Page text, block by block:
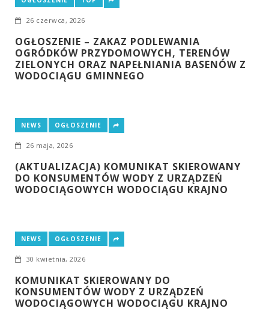
26 czerwca, 2026
OGŁOSZENIE – ZAKAZ PODLEWANIA
OGRÓDKÓW PRZYDOMOWYCH, TERENÓW
ZIELONYCH ORAZ NAPEŁNIANIA BASENÓW Z
WODOCIĄGU GMINNEGO
NEWS OGŁOSZENIE
26 maja, 2026
(AKTUALIZACJA) KOMUNIKAT SKIEROWANY
DO KONSUMENTÓW WODY Z URZĄDZEŃ
WODOCIĄGOWYCH WODOCIĄGU KRAJNO
NEWS OGŁOSZENIE
30 kwietnia, 2026
KOMUNIKAT SKIEROWANY DO
KONSUMENTÓW WODY Z URZĄDZEŃ
WODOCIĄGOWYCH WODOCIĄGU KRAJNO